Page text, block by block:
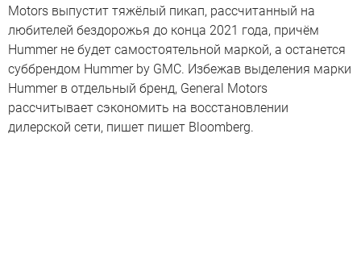
Motors выпустит тяжёлый пикап, рассчитанный на
любителей бездорожья до конца 2021 года, причём
Hummer не будет самостоятельной маркой, а останется
суббрендом Hummer by GMC. Избежав выделения марки
Hummer в отдельный бренд, General Motors
рассчитывает сэкономить на восстановлении
дилерской сети, пишет пишет Bloomberg.